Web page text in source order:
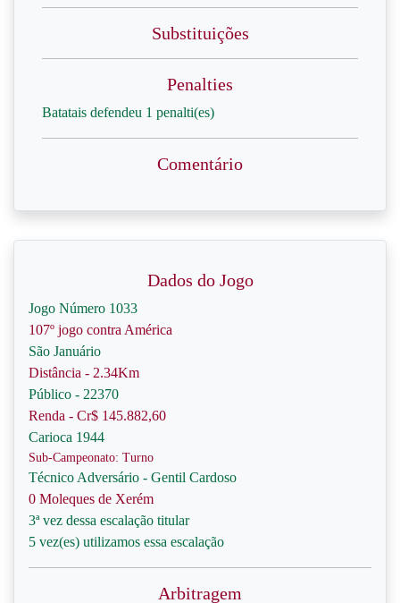
Substituições
Penalties
Batatais defendeu 1 penalti(es)
Comentário
Dados do Jogo
Jogo Número 1033
107º jogo contra América
São Januário
Distância - 2.34Km
Público - 22370
Renda - Cr$ 145.882,60
Carioca 1944
Sub-Campeonato: Turno
Técnico Adversário - Gentil Cardoso
0 Moleques de Xerém
3ª vez dessa escalação titular
5 vez(es) utilizamos essa escalação
Arbitragem